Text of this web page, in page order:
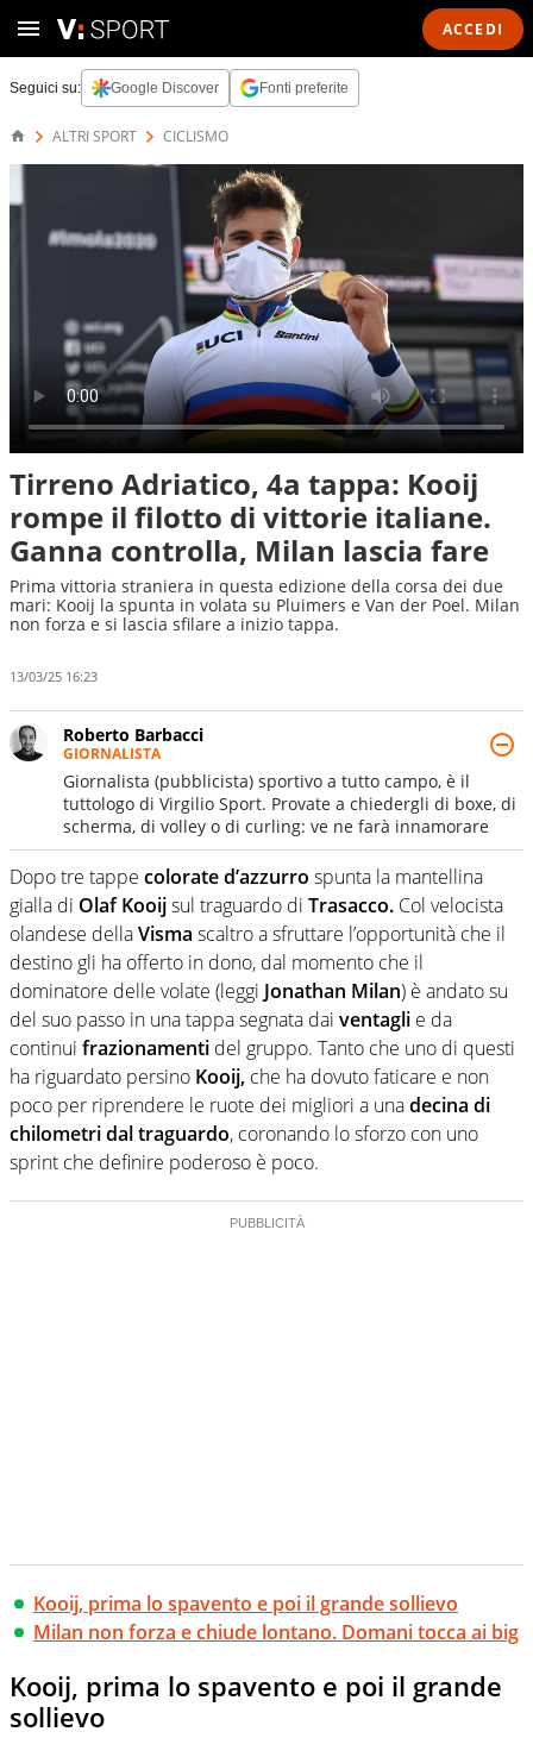
ACCEDI
Seguici su: Google Discover Fonti preferite
ALTRI SPORT CICLISMO
Tirreno Adriatico, 4a tappa: Kooij
rompe il filotto di vittorie italiane.
Ganna controlla, Milan lascia fare
Prima vittoria straniera in questa edizione della corsa dei due
mari: Kooij la spunta in volata su Pluimers e Van der Poel. Milan
non forza e si lascia sfilare a inizio tappa.
13/03/25 16:23
Roberto Barbacci
GIORNALISTA
Giornalista (pubblicista) sportivo a tutto campo, è il
tuttologo di Virgilio Sport. Provate a chiedergli di boxe, di
scherma, di volley o di curling: ve ne farà innamorare
Dopo tre tappe colorate d’azzurro spunta la mantellina
gialla di Olaf Kooijsul traguardo di Trasacco. Col velocista
olandese dellaVisma scaltro a sfruttare l’opportunità che il
destino gli ha offerto in dono, dal momento che il
dominatore delle volate (leggi Jonathan Milan) è andato su
del suo passo in una tappa segnata dai ventagli e da
continui frazionamenti del gruppo. Tanto che uno di questi
ha riguardato persino Kooij, che ha dovuto faticare e non
poco per riprendere le ruote dei migliori a unadecina di
chilometri dal traguardo, coronando lo sforzo con uno
sprint che definire poderoso è poco.
Kooij, prima lo spavento e poi il grande sollievo
Milan non forza e chiude lontano. Domani tocca ai big
Kooij, prima lo spavento e poi il grande
sollievo